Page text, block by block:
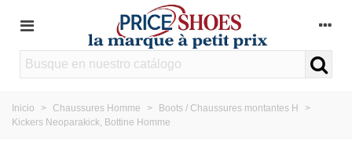
Inicio > Chaussures Homme > Boots / Chaussures montantes H
>
Kickers Neoparakick, Bottine Homme